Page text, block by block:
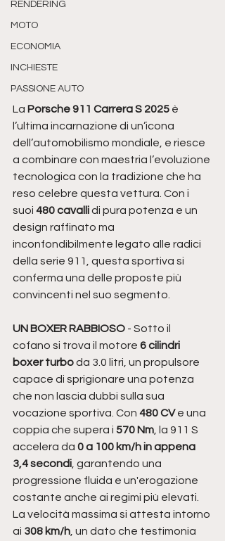
RENDERING
MOTO
ECONOMIA
INCHIESTE
PASSIONE AUTO
La Porsche 911 Carrera S 2025 è
l’ultima incarnazione di un’icona
dell’automobilismo mondiale, e riesce
a combinare con maestria l’evoluzione
tecnologica con la tradizione che ha
reso celebre questa vettura. Con i
suoi 480 cavalli di pura potenza e un
design raffinato ma
inconfondibilmente legato alle radici
della serie 911, questa sportiva si
conferma una delle proposte più
convincenti nel suo segmento.
UN BOXER RABBIOSO - Sotto il
cofano si trova il motore 6 cilindri
boxer turbo da 3.0 litri, un propulsore
capace di sprigionare una potenza
che non lascia dubbi sulla sua
vocazione sportiva. Con 480 CV e una
coppia che supera i 570 Nm , la 911 S
accelera da 0 a 100 km/h in appena
3,4 secondi , garantendo una
progressione fluida e un'erogazione
costante anche ai regimi più elevati.
La velocità massima si attesta intorno
ai 308 km/h , un dato che testimonia